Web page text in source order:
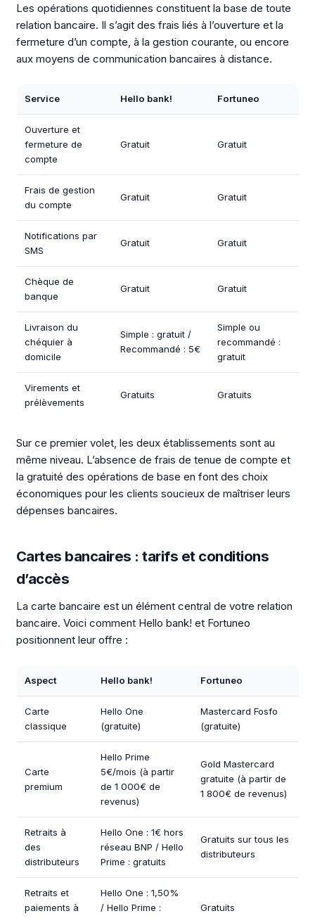
Les opérations quotidiennes constituent la base de toute
relation bancaire. Il s’agit des frais liés à l’ouverture et la
fermeture d’un compte, à la gestion courante, ou encore
aux moyens de communication bancaires à distance.
Service Hello bank! Fortuneo
Ouverture et
fermeture de
compte
Gratuit Gratuit
Frais de gestion
du compte
Gratuit Gratuit
Notifications par
SMS
Gratuit Gratuit
Chèque de
banque
Gratuit Gratuit
Livraison du
chéquier à
domicile
Simple : gratuit /
Recommandé : 5€
Simple ou
recommandé :
gratuit
Virements et
prélèvements
Gratuits Gratuits
Sur ce premier volet, les deux établissements sont au
même niveau. L’absence de frais de tenue de compte et
la gratuité des opérations de base en font des choix
économiques pour les clients soucieux de maîtriser leurs
dépenses bancaires.
Cartes bancaires : tarifs et conditions
d’accès
La carte bancaire est un élément central de votre relation
bancaire. Voici comment Hello bank! et Fortuneo
positionnent leur offre :
Aspect Hello bank! Fortuneo
Carte
classique
Hello One
(gratuite)
Mastercard Fosfo
(gratuite)
Carte
premium
Hello Prime
5€/mois (à partir
de 1 000€ de
revenus)
Gold Mastercard
gratuite (à partir de
1 800€ de revenus)
Retraits à
des
distributeurs
Hello One : 1€ hors
réseau BNP / Hello
Prime : gratuits
Gratuits sur tous les
distributeurs
Retraits et
paiements à
Hello One : 1,50%
/ Hello Prime :
Gratuits